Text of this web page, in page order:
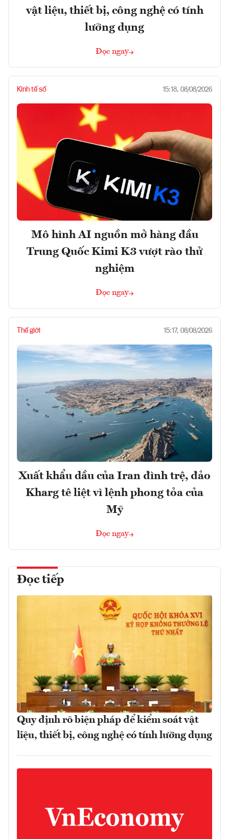
vật liệu, thiết bị, công nghệ có tính
lưỡng dụng
Đọc ngay
Kinh tế số 15:18, 08/08/2026
Mô hình AI nguồn mở hàng đầu
Trung Quốc Kimi K3 vượt rào thử
nghiệm
Đọc ngay
Thế giới 15:17, 08/08/2026
Xuất khẩu dầu của Iran đình trệ, đảo
Kharg tê liệt vì lệnh phong tỏa của
Mỹ
Đọc ngay
Đọc tiếp
Quy định rõ biện pháp để kiểm soát vật
liệu, thiết bị, công nghệ có tính lưỡng dụng